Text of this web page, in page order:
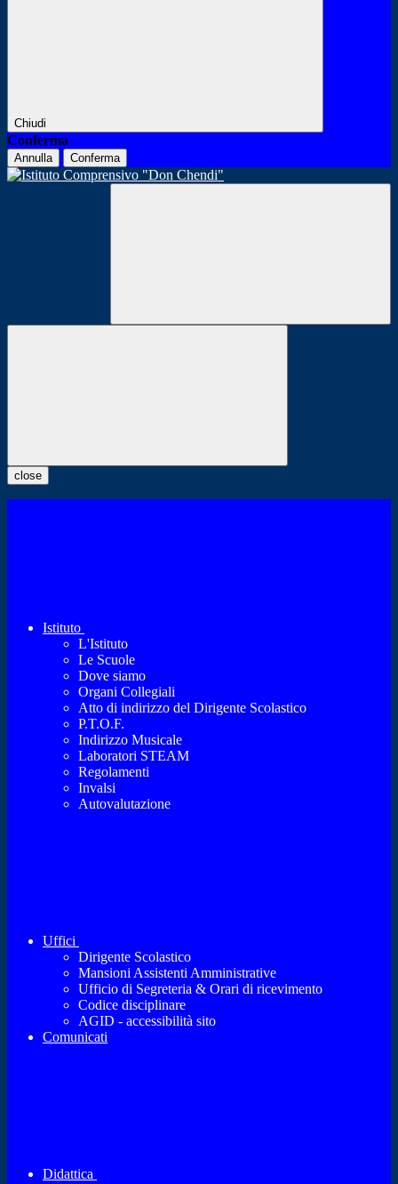
Chiudi
Conferma
Annulla Conferma
close
Istituto
L'Istituto
Le Scuole
Dove siamo
Organi Collegiali
Atto di indirizzo del Dirigente Scolastico
P.T.O.F.
Indirizzo Musicale
Laboratori STEAM
Regolamenti
Invalsi
Autovalutazione
Uffici
Dirigente Scolastico
Mansioni Assistenti Amministrative
Ufficio di Segreteria & Orari di ricevimento
Codice disciplinare
AGID - accessibilità sito
Comunicati
Didattica